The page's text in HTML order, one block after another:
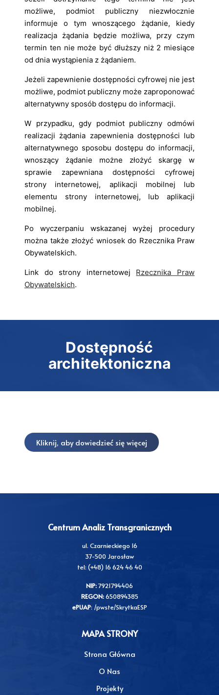
możliwe, podmiot publiczny niezwłocznie
informuje o tym wnoszącego żądanie, kiedy
realizacja żądania będzie możliwa, przy czym
termin ten nie może być dłuższy niż 2 miesiące
od dnia wystąpienia z żądaniem.
Jeżeli zapewnienie dostępności cyfrowej nie jest
możliwe, podmiot publiczny może zaproponować
alternatywny sposób dostępu do informacji.
W przypadku, gdy podmiot publiczny odmówi
realizacji żądania zapewnienia dostępności lub
alternatywnego sposobu dostępu do informacji,
wnoszący żądanie możne złożyć skargę w
sprawie zapewniana dostępności cyfrowej
strony internetowej, aplikacji mobilnej lub
elementu strony internetowej, lub aplikacji
mobilnej.
Po wyczerpaniu wskazanej wyżej procedury
można także złożyć wniosek do Rzecznika Praw
Obywatelskich.
Link do strony internetowej Rzecznika Praw
Obywatelskich.
Dostępność
architektoniczna
Kliknij, aby dowiedzieć się więcej
Centrum Analiz Transgranicznych
ul. Czarnieckiego 16
37-500 Jarosław
tel: (+48) 16 624 46 40
NIP:7921794406
REGON:650894385
ePUAP: /pwste/SkrytkaESP
MAPA STRONY
Strona Główna
O Nas
Projekty